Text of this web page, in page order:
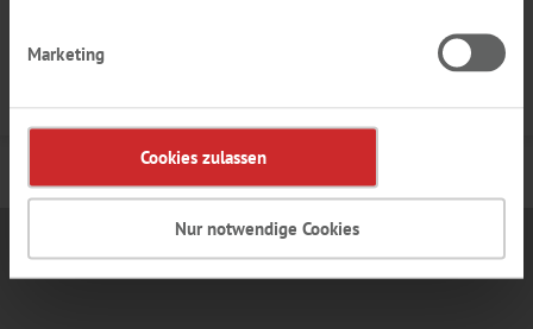
Marketing
Cookies zulassen
Nur notwendige Cookies